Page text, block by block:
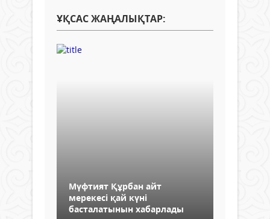
ҰҚСАС ЖАҢАЛЫҚТАР:
Мүфтият Құрбан айт
мерекесі қай күні
басталатынын хабарлады